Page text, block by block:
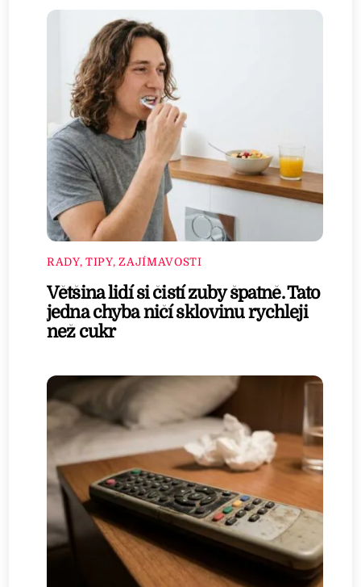
RADY, TIPY, ZAJÍMAVOSTI
Většina lidí si čistí zuby špatně. Tato
jedna chyba ničí sklovinu rychleji
než cukr